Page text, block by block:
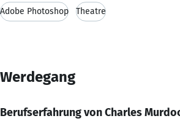
Adobe Photoshop Theatre
Werdegang
Berufserfahrung von Charles